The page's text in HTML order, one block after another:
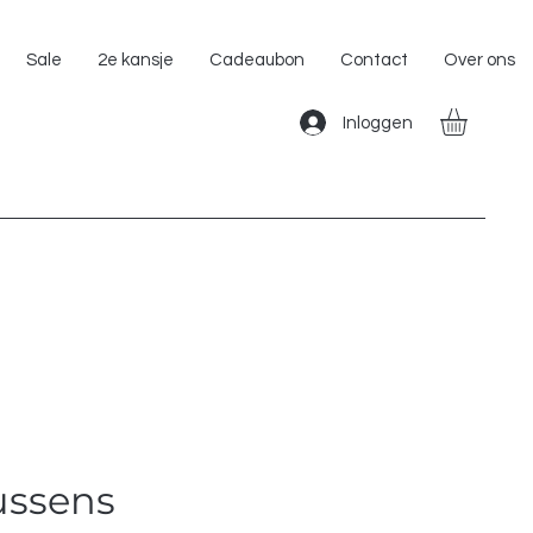
Sale 2e kansje Cadeaubon Contact Over ons
Inloggen